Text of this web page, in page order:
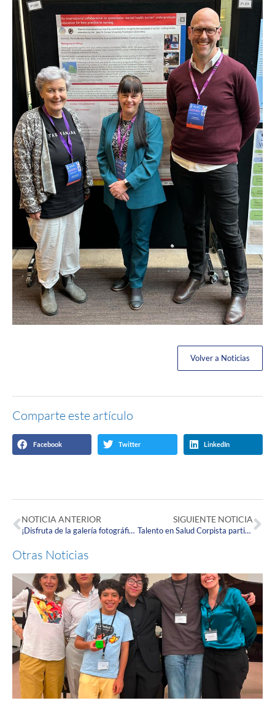
Volver a Noticias
Comparte este artículo
Facebook Twitter LinkedIn
NOTICIA ANTERIOR
¡Disfruta de la galería fotográfica de los dos últimos días de la Semana de Puertas Abiertas!
SIGUIENTE NOTICIA
Talento en Salud Corpista participó en la Jornada de Apoyo al Desarrollo realizada en San Andrés
Otras Noticias